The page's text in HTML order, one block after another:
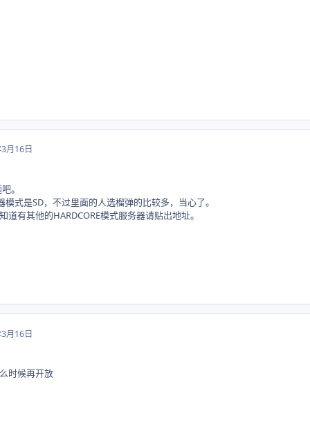
月16日
。
模式是SD，不过里面的人选榴弹的比较多，当心了。
有其他的HARDCORE模式服务器请贴出地址。
月16日
时候再开放